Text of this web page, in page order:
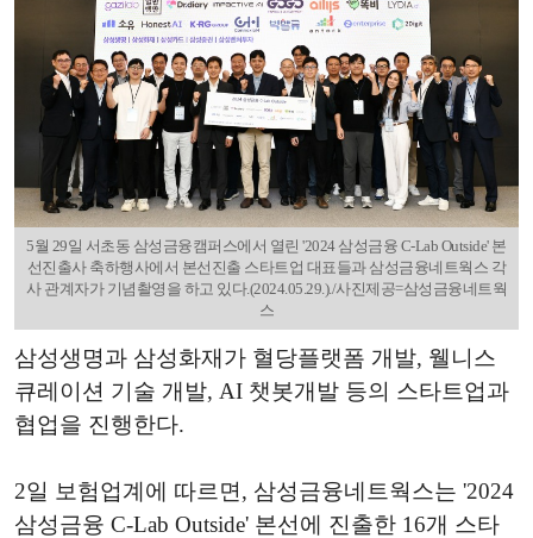
5월 29일 서초동 삼성금융캠퍼스에서 열린 '2024 삼성금융 C-Lab Outside' 본
선진출사 축하행사에서 본선진출 스타트업 대표들과 삼성금융네트웍스 각
사 관계자가 기념촬영을 하고 있다.(2024.05.29.)./사진제공=삼성금융네트웍
스
삼성생명과 삼성화재가 혈당플랫폼 개발, 웰니스
큐레이션 기술 개발, AI 챗봇개발 등의 스타트업과
협업을 진행한다.
2일 보험업계에 따르면, 삼성금융네트웍스는 '2024
삼성금융 C-Lab Outside' 본선에 진출한 16개 스타